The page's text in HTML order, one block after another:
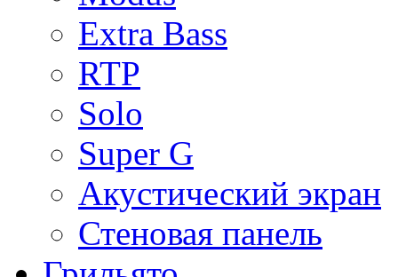
Extra Bass
RTP
Solo
Super G
Акустический экран
Стеновая панель